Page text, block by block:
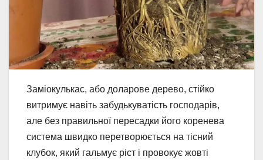
Заміокулькас, або доларове дерево, стійко
витримує навіть забудькуватість господарів,
але без правильної пересадки його коренева
система швидко перетворюється на тісний
клубок, який гальмує ріст і провокує жовті